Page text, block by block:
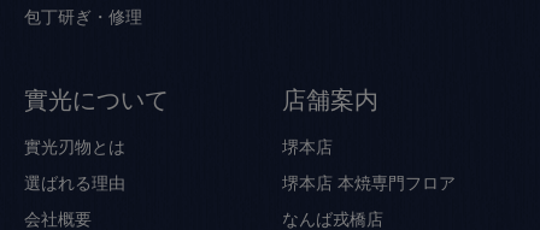
包丁研ぎ・修理
實光について
實光刃物とは
選ばれる理由
会社概要
店舗案内
堺本店
堺本店 本焼専門フロア
なんば戎橋店